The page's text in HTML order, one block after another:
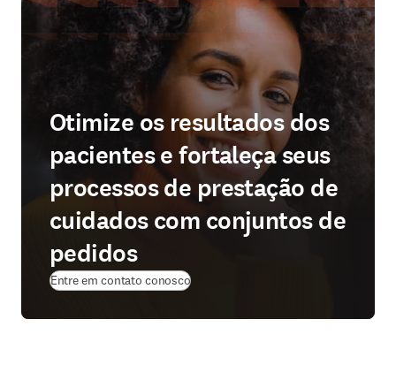
Otimize os resultados dos
pacientes e fortaleça seus
processos de prestação de
cuidados com conjuntos de
pedidos
Entre em contato conosco